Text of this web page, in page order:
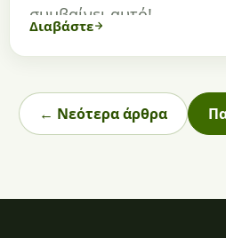
συμβαίνει αυτό!
Διαβάστε
← Νεότερα άρθρα